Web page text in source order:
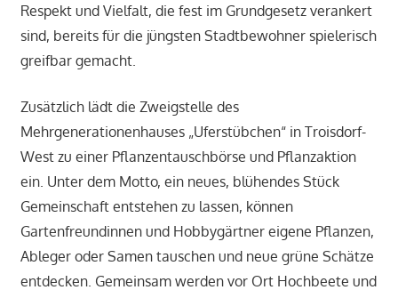
Respekt und Vielfalt, die fest im Grundgesetz verankert
sind, bereits für die jüngsten Stadtbewohner spielerisch
greifbar gemacht.
Zusätzlich lädt die Zweigstelle des
Mehrgenerationenhauses „Uferstübchen“ in Troisdorf-
West zu einer Pflanzentauschbörse und Pflanzaktion
ein. Unter dem Motto, ein neues, blühendes Stück
Gemeinschaft entstehen zu lassen, können
Gartenfreundinnen und Hobbygärtner eigene Pflanzen,
Ableger oder Samen tauschen und neue grüne Schätze
entdecken. Gemeinsam werden vor Ort Hochbeete und